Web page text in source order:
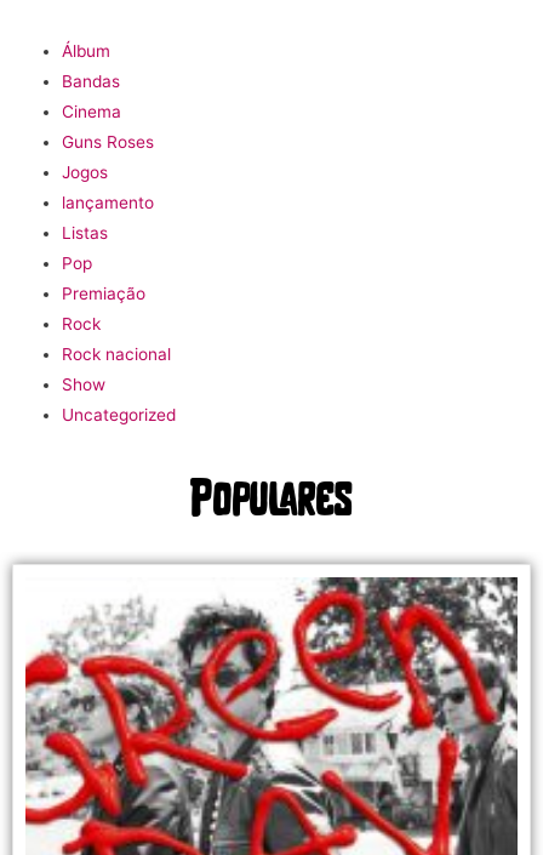
Álbum
Bandas
Cinema
Guns Roses
Jogos
lançamento
Listas
Pop
Premiação
Rock
Rock nacional
Show
Uncategorized
Populares